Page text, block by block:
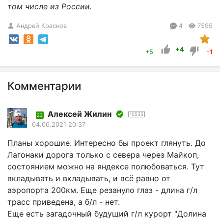
том числе из России.
Андрей Краснов 4 7595
+5 +4 -1
Комментарии
23 Алексей Жилин 10535
04.06.2021 20:37
Планы хорошие. Интересно бы проект глянуть. До
Лагонаки дорога только с севера через Майкоп,
состоянием можно на яндексе полюбоваться. Тут
вкладывать и вкладывать, и всё равно от
аэропорта 200км. Еще резануло глаз - длина г/л
трасс приведена, а б/л - нет.
Еще есть загадочный будущий г/л курорт "Долина